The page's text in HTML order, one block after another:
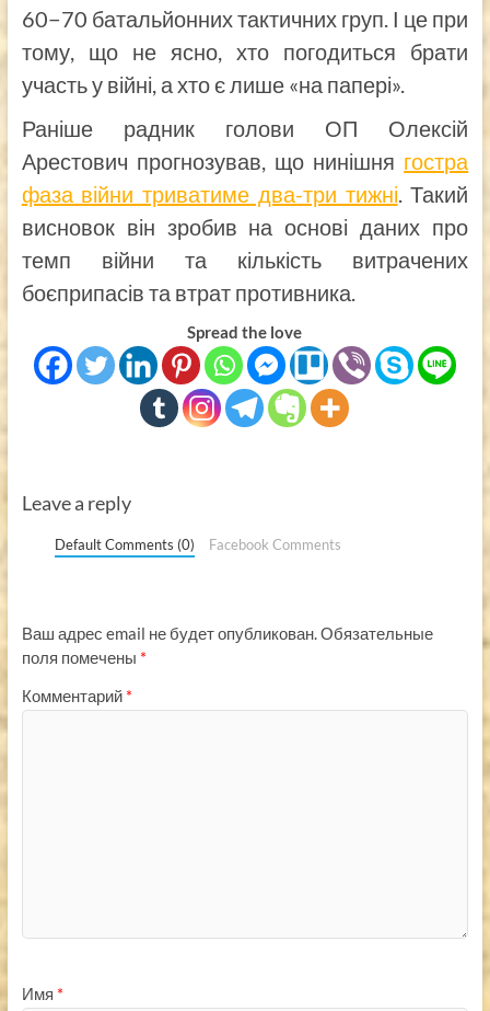
60−70 батальйонних тактичних груп. І це при
тому, що не ясно, хто погодиться брати
участь у війні, а хто є лише «на папері».
Раніше радник голови ОП Олексій
Арестович прогнозував, що нинішня гостра
фаза війни триватиме два-три тижні. Такий
висновок він зробив на основі даних про
темп війни та кількість витрачених
боєприпасів та втрат противника.
Spread the love
Leave a reply
Default Comments (0) Facebook Comments
Ваш адрес email не будет опубликован.Обязательные
поля помечены *
Комментарий *
Имя *